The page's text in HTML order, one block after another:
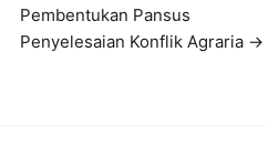
Pembentukan Pansus
Penyelesaian Konflik Agraria →